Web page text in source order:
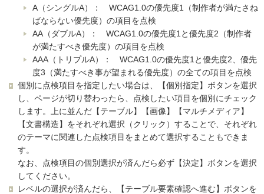
A（シングルA）： WCAG1.0の優先度1（制作者が満たさね
ばならない優先度）の項目を点検
AA（ダブルA）： WCAG1.0の優先度1と優先度2（制作者
が満たすべき優先度）の項目を点検
AAA（トリプルA）： WCAG1.0の優先度1と優先度2、優先
度3（満たすべき事が望まれる優先度）の全ての項目を点検
個別に点検項目を指定したい場合は、【個別指定】ボタンを選択
し、ページが切り替わったら、点検したい項目を個別にチェック
します。上に並んだ【テーブル】【画像】【マルチメディア】
【文書構造】をそれぞれ選択（クリック）することで、それぞれ
のテーマに関連した点検項目をまとめて選択することもできま
す。
なお、点検項目の個別選択が済んだら必ず【決定】ボタンを選択
してください。
レベルの選択が済んだら、【テーブル要素確認へ進む】ボタンを